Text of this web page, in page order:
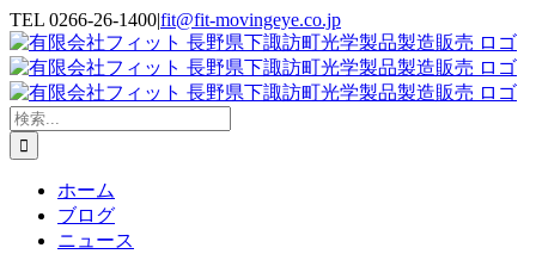
Skip
to
content
TEL 0266-26-1400|fit@fit-movingeye.co.jp
Facebook
YouTube
Blogger
電
子
メ
ー
ル
検
索
…
ホーム
ブログ
ニュース